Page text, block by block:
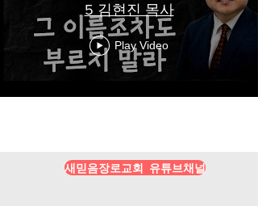
5 김현진 목사
Play Video
새믿음장로교회 유튜브채널